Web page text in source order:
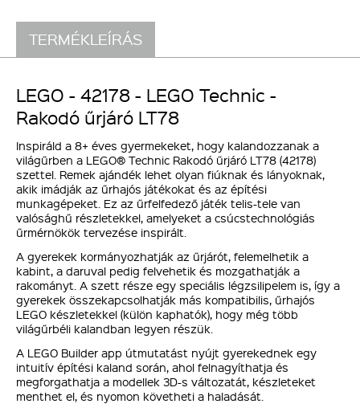
TERMÉKLEÍRÁS
LEGO - 42178 - LEGO Technic -
Rakodó űrjáró LT78
Inspiráld a 8+ éves gyermekeket, hogy kalandozzanak a
világűrben a LEGO® Technic Rakodó űrjáró LT78 (42178)
szettel. Remek ajándék lehet olyan fiúknak és lányoknak,
akik imádják az űrhajós játékokat és az építési
munkagépeket. Ez az űrfelfedező játék telis-tele van
valósághű részletekkel, amelyeket a csúcstechnológiás
űrmérnökök tervezése inspirált.
A gyerekek kormányozhatják az űrjárót, felemelhetik a
kabint, a daruval pedig felvehetik és mozgathatják a
rakományt. A szett része egy speciális légzsilipelem is, így a
gyerekek összekapcsolhatják más kompatibilis, űrhajós
LEGO készletekkel (külön kaphatók), hogy még több
világűrbéli kalandban legyen részük.
A LEGO Builder app útmutatást nyújt gyerekednek egy
intuitív építési kaland során, ahol felnagyíthatja és
megforgathatja a modellek 3D-s változatát, készleteket
menthet el, és nyomon követheti a haladását.